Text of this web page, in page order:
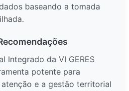
baseando a tomada
Integrado da VI GERES
potente para
e a gestão territorial